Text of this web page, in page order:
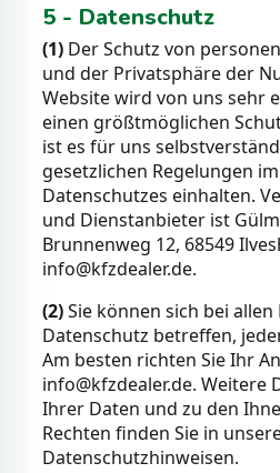
5 - Datenschutz
(1) Der Schutz von
und der Privatsphäre der
Website wird von uns sehr
einen größtmöglichen
ist es für uns
gesetzlichen Regelungen
Datenschutzes einhalten.
und Dienstanbieter ist
Brunnenweg 12, 68549
info@kfzdealer.de.
(2)Sie können sich bei allen
Datenschutz betreffen,
Am besten richten Sie Ihr
info@kfzdealer.de. Weitere
Ihrer Daten und zu den
Rechten finden Sie in
Datenschutzhinweisen.